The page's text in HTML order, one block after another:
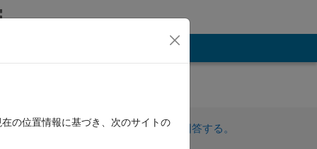
サインインしてこの質問に回答する。
の位置情報に基づき、次のサイトの